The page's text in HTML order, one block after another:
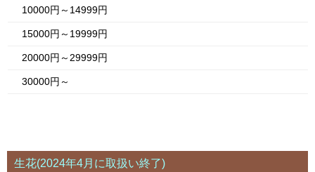
10000円～14999円
15000円～19999円
20000円～29999円
30000円～
生花(2024年4月に取扱い終了)